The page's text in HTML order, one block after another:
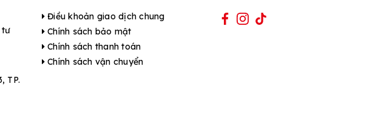
tư
TP.
Điều khoản giao dịch chung
Chính sách bảo mật
Chính sách thanh toán
Chính sách vận chuyển